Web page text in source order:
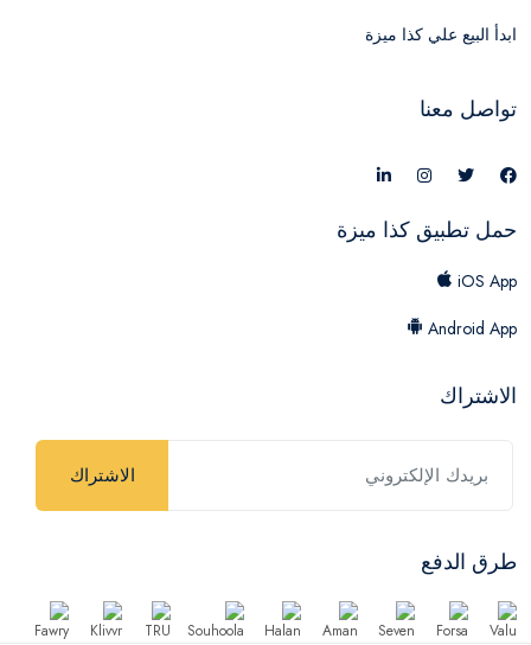
ابدأ البيع علي كذا ميزة
تواصل معنا
حمل تطبيق كذا ميزة
iOS App
Android App
الاشتراك
الاشتراك
طرق الدفع